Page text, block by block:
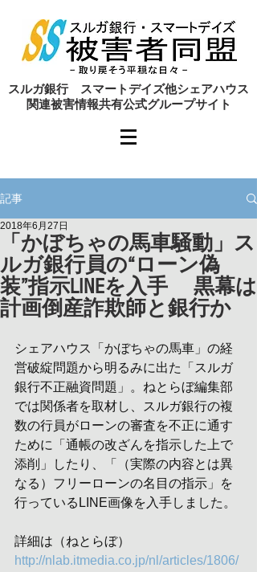
​スルガ銀行 スマートデイズ他シェアハウス
関連被害情報共有公式グループサイト
記事
「かぼちゃの馬車騒動」ス
ルガ銀行員の“ローン偽
装”指示LINEを入手 黒幕は
計画倒産詐欺師と銀行か
2018年6月27日
シェアハウス「かぼちゃの馬車」の経
営破綻問題から明るみに出た「スルガ
銀行不正融資問題」。ねとらぼ編集部
では関係者を取材し、スルガ銀行の複
数の行員がローンの審査を不正に通す
ために「通帳の改ざんを指示した上で
添削」したり、「（実際の内容とは異
なる）フリーローンの名目の指示」を
行っているLINE画像を入手しました。
詳細は（ねとらぼ）
http://nlab.itmedia.co.jp/nl/articles/1806/